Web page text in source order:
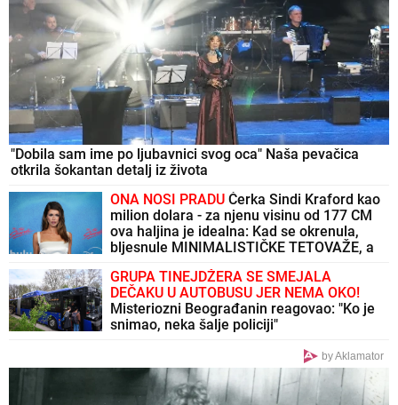
"Dobila sam ime po ljubavnici svog oca" Naša pevačica
otkrila šokantan detalj iz života
ONA NOSI PRADU Ćerka Sindi Kraford kao
milion dolara - za njenu visinu od 177 CM
ova haljina je idealna: Kad se okrenula,
bljesnule MINIMALISTIČKE TETOVAŽE, a
GRUPA TINEJDŽERA SE SMEJALA
DEČAKU U AUTOBUSU JER NEMA OKO!
Misteriozni Beograđanin reagovao: "Ko je
snimao, neka šalje policiji"
by Aklamator